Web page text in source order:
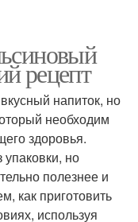
рецепт
напиток, но
необходим
здоровья.
упаковки, но
полезнее и
как приготовить
используя